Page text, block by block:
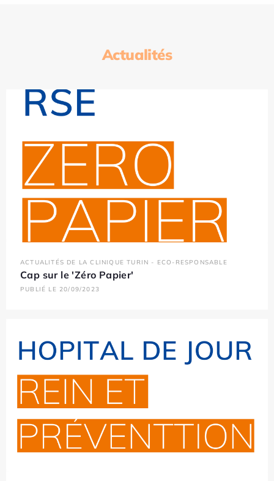
Actualités
ACTUALITÉS DE LA CLINIQUE TURIN - ECO-RESPONSABLE
Cap sur le 'Zéro Papier'
PUBLIÉ LE 20/09/2023